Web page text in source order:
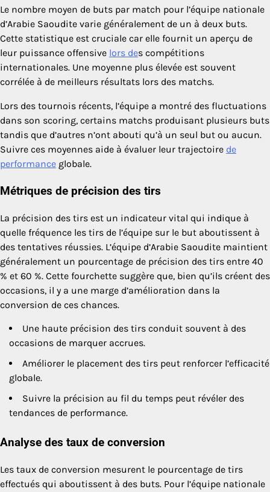
Le nombre moyen de buts par match pour l’équipe nationale
d’Arabie Saoudite varie généralement de un à deux buts.
Cette statistique est cruciale car elle fournit un aperçu de
leur puissance offensive lors des compétitions
internationales. Une moyenne plus élevée est souvent
corrélée à de meilleurs résultats lors des matchs.
Lors des tournois récents, l’équipe a montré des fluctuations
dans son scoring, certains matchs produisant plusieurs buts
tandis que d’autres n’ont abouti qu’à un seul but ou aucun.
Suivre ces moyennes aide à évaluer leur trajectoire de
performance globale.
Métriques de précision des tirs
La précision des tirs est un indicateur vital qui indique à
quelle fréquence les tirs de l’équipe sur le but aboutissent à
des tentatives réussies. L’équipe d’Arabie Saoudite maintient
généralement un pourcentage de précision des tirs entre 40
% et 60 %. Cette fourchette suggère que, bien qu’ils créent des
occasions, il y a une marge d’amélioration dans la
conversion de ces chances.
Une haute précision des tirs conduit souvent à des
occasions de marquer accrues.
Améliorer le placement des tirs peut renforcer l’efficacité
globale.
Suivre la précision au fil du temps peut révéler des
tendances de performance.
Analyse des taux de conversion
Les taux de conversion mesurent le pourcentage de tirs
effectués qui aboutissent à des buts. Pour l’équipe nationale